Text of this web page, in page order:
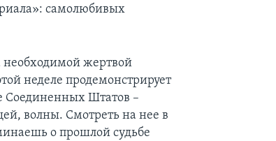
самолюбивых
необходимой жертвой
неделе продемонстрирует
Соединенных Штатов –
волны. Смотреть на нее в
о прошлой судьбе